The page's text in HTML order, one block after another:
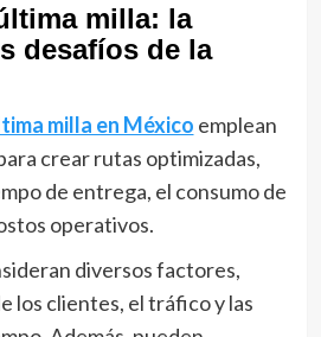
milla: la
desafíos de la
milla en México emplean
crear rutas optimizadas,
de entrega, el consumo de
operativos.
diversos factores,
los clientes, el tráfico y las